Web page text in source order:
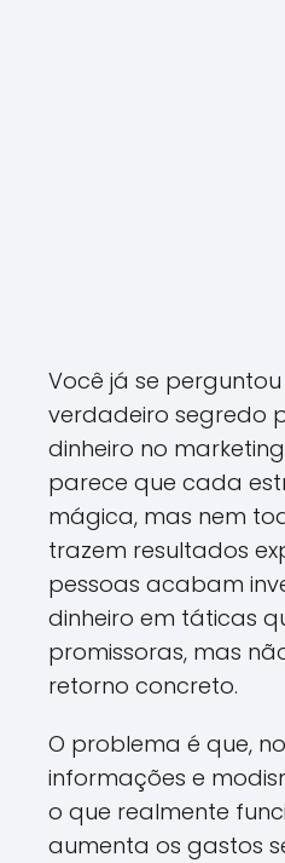
Você já se
verdadeiro segredo
dinheiro no
parece que cada
mágica, mas nem
trazem resultados
pessoas acabam
dinheiro em táticas
promissoras, mas
retorno concreto.
O problema é que,
informações e
o que realmente
aumenta os gastos